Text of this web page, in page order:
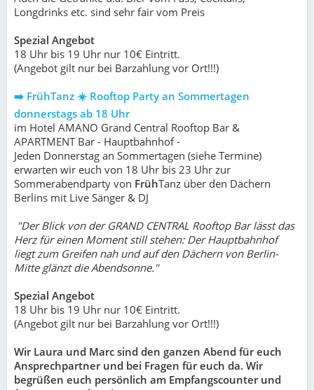
Longdrinks etc. sind sehr fair vom Preis
Spezial Angebot
18 Uhr bis 19 Uhr nur 10€ Eintritt.
(Angebot gilt nur bei Barzahlung vor Ort!!!)
➡️ FrühTanz ☀️ Rooftop Party an Sommertagen
donnerstags ab 18 Uhr
im Hotel AMANO Grand Central Rooftop Bar &
APARTMENT Bar - Hauptbahnhof -
Jeden Donnerstag an Sommertagen (siehe Termine)
erwarten wir euch von 18 Uhr bis 23 Uhr zur
Sommerabendparty von FrühTanz über den Dächern
Berlins mit Live Sänger & DJ
"Der Blick von der GRAND CENTRAL Rooftop Bar lässt das
Herz für einen Moment still stehen: Der Hauptbahnhof
liegt zum Greifen nah und auf den Dächern von Berlin-
Mitte glänzt die Abendsonne."
Spezial Angebot
18 Uhr bis 19 Uhr nur 10€ Eintritt.
(Angebot gilt nur bei Barzahlung vor Ort!!!)
Wir Laura und Marc sind den ganzen Abend für euch
Ansprechpartner und bei Fragen für euch da. Wir
begrüßen euch persönlich am Empfangscounter und